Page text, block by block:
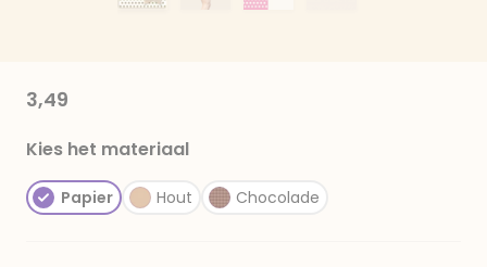
3,49
Kies het materiaal
Papier Hout Chocolade